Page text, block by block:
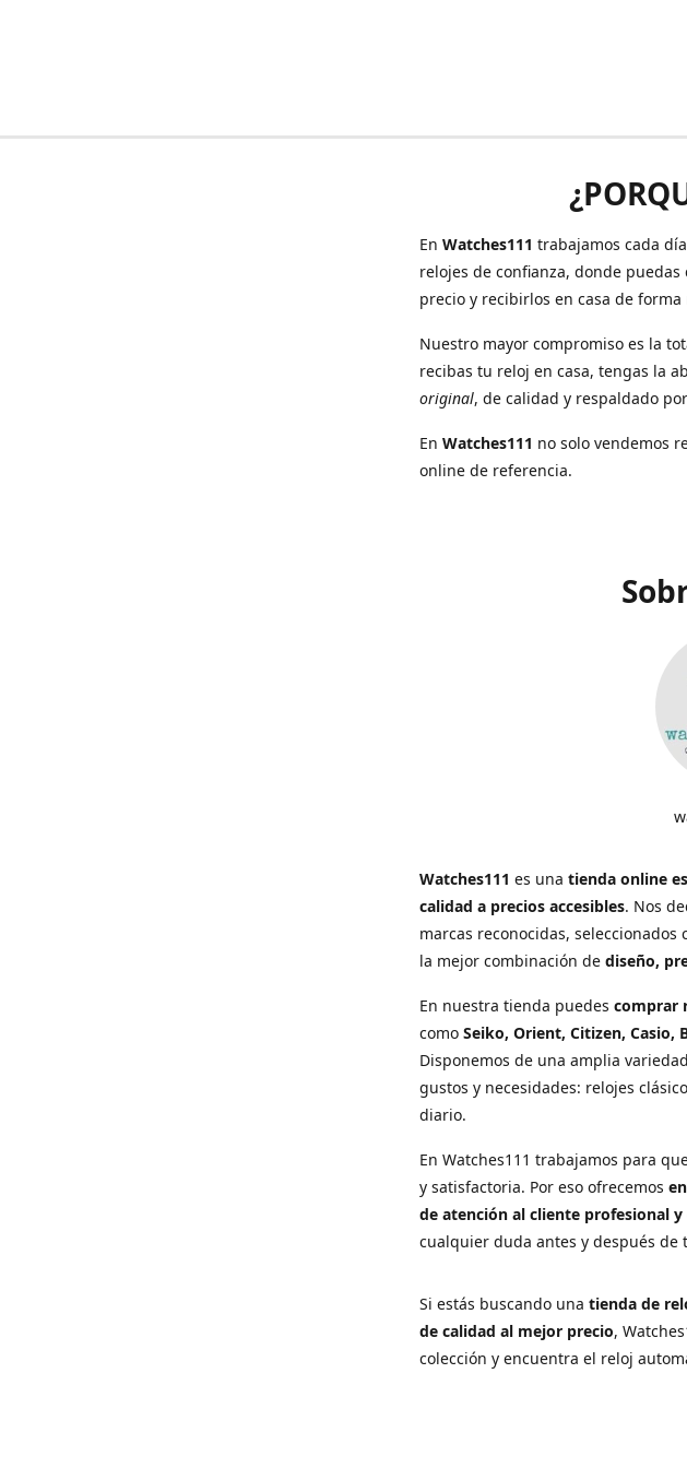
En Watches111 trabajamos cada
relojes de confianza, donde
precio y recibirlos en casa de
Nuestro mayor compromiso es la
recibas tu reloj en casa, tengas la
original, de calidad y respaldado
En Watches111 no solo vendemos
online de referencia.
Watches111 es una tienda online
calidad a precios accesibles. Nos
marcas reconocidas,
la mejor combinación de diseño,
En nuestra tienda puedes comprar
como Seiko, Orient, Citizen, Casio,
Disponemos de una amplia
gustos y necesidades: relojes
diario.
En Watches111 trabajamos para
y satisfactoria. Por eso ofrecemos
de atención al cliente profesional y
cualquier duda antes y después de
Si estás buscando una tienda de
de calidad al mejor precio,
colección y encuentra el reloj